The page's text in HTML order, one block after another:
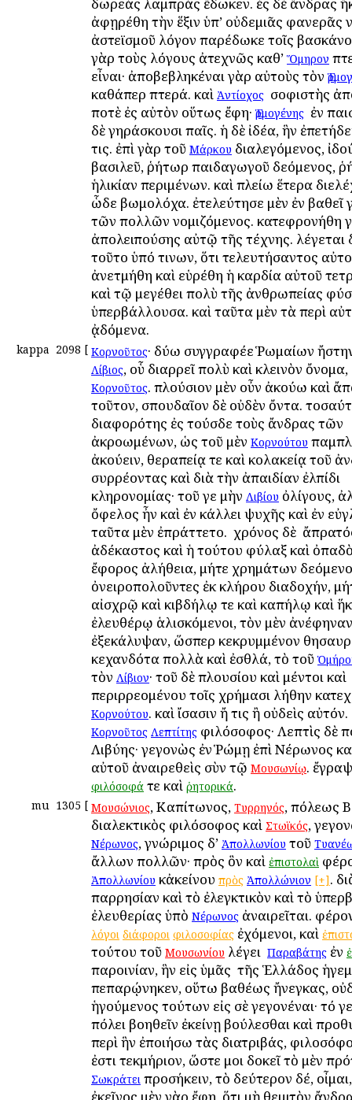
δωρεὰς λαμπρὰς ἔδωκεν. ἐς δὲ ἄνδρας
ἀφῃρέθη τὴν ἕξιν ὑπ’ οὐδεμιᾶς φανερᾶς
ἀστεϊσμοῦ λόγον παρέδωκε τοῖς
γὰρ τοὺς λόγους ἀτεχνῶς καθ’ Ὅμηρον
εἶναι· ἀποβεβληκέναι γὰρ αὐτοὺς τὸν
καθάπερ πτερά. καὶ Ἀντίοχος ὁ σοφιστὴς
ποτὲ ἐς αὐτὸν οὕτως ἔφη· Ἑρμογένης ὁ ἐν
δὲ γηράσκουσι παῖς. ἡ δὲ ἰδέα, ἣν
τις. ἐπὶ γὰρ τοῦ Μάρκου διαλεγόμενος,
βασιλεῦ, ῥήτωρ παιδαγωγοῦ δεόμενος,
ἡλικίαν περιμένων. καὶ πλείω ἕτερα
ὧδε βωμολόχα. ἐτελεύτησε μὲν ἐν βαθεῖ
τῶν πολλῶν νομιζόμενος. κατεφρονήθη
ἀπολειπούσης αὐτῷ τῆς τέχνης. λέγεται
τοῦτο ὑπό τινων, ὅτι τελευτήσαντος
ἀνετμήθη καὶ εὑρέθη ἡ καρδία αὐτοῦ
καὶ τῷ μεγέθει πολὺ τῆς ἀνθρωπείας
ὑπερβάλλουσα. καὶ ταῦτα μὲν τὰ περὶ
ᾀδόμενα.
kappa 2098 [ Κορνοῦτος· δύω συγγραφέε Ῥωμαίων
Λίβιος, οὗ διαρρεῖ πολὺ καὶ κλεινὸν ὄνομα,
Κορνοῦτος. πλούσιον μὲν οὖν ἀκούω καὶ
τοῦτον, σπουδαῖον δὲ οὐδὲν ὄντα.
διαφορότης ἐς τούσδε τοὺς ἄνδρας τῶν
ἀκροωμένων, ὡς τοῦ μὲν Κορνούτου
ἀκούειν, θεραπείᾳ τε καὶ κολακείᾳ τοῦ
συρρέοντας καὶ διὰ τὴν ἀπαιδίαν ἐλπίδι
κληρονομίας· τοῦ γε μὴν Λιβίου ὀλίγους,
ὄφελος ἦν καὶ ἐν κάλλει ψυχῆς καὶ ἐν
ταῦτα μὲν ἐπράττετο. ὁ χρόνος δὲ ὁ
ἀδέκαστος καὶ ἡ τούτου φύλαξ καὶ
ἔφορος ἀλήθεια, μήτε χρημάτων
ὀνειροπολοῦντες ἐκ κλήρου διαδοχήν,
αἰσχρῷ καὶ κιβδήλῳ τε καὶ καπήλῳ καὶ
ἐλευθέρῳ ἁλισκόμενοι, τὸν μὲν
ἐξεκάλυψαν, ὥσπερ κεκρυμμένον
κεχανδότα πολλὰ καὶ ἐσθλά, τὸ τοῦ
τὸν Λίβιον· τοῦ δὲ πλουσίου καὶ μέντοι καὶ
περιρρεομένου τοῖς χρήμασι λήθην
Κορνούτου. καὶ ἴσασιν ἤ τις ἢ οὐδεὶς αὐτόν.
Κορνοῦτος Λεπτίτης φιλόσοφος· Λεπτὶς δὲ
Λιβύης· γεγονὼς ἐν Ῥώμῃ ἐπὶ Νέρωνος
αὐτοῦ ἀναιρεθεὶς σὺν τῷ Μουσωνίῳ.
φιλόσοφά τε καὶ ῥητορικά.
mu 1305 [ Μουσώνιος, Καπίτωνος, Τυρρηνός, πόλεως
διαλεκτικὸς φιλόσοφος καὶ Στωϊκός,
Νέρωνος, γνώριμος δ’ Ἀπολλωνίου τοῦ
ἄλλων πολλῶν· πρὸς ὃν καὶ ἐπιστολαὶ
Ἀπολλωνίου κἀκείνου πρὸς Ἀπολλώνιον [+].
παρρησίαν καὶ τὸ ἐλεγκτικὸν καὶ τὸ
ἐλευθερίας ὑπὸ Νέρωνος ἀναιρεῖται.
λόγοι διάφοροι φιλοσοφίας ἐχόμενοι, καὶ
τούτου τοῦ Μουσωνίου λέγει ὁ Παραβάτης ἐν
παροινίαν, ἣν εἰς ὑμᾶς ὁ τῆς Ἑλλάδος
πεπαρῴνηκεν, οὕτω βαθέως ἤνεγκας,
ἡγούμενος τούτων εἰς σὲ γεγονέναι· τό
πόλει βοηθεῖν ἐκείνῃ βούλεσθαι καὶ
περὶ ἣν ἐποιήσω τὰς διατριβάς,
ἐστι τεκμήριον, ὥστε μοι δοκεῖ τὸ μὲν
Σωκράτει προσήκειν, τὸ δεύτερον δέ,